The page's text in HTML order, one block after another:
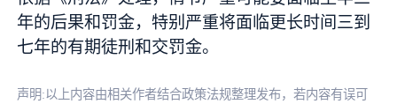
年的后果和罚金，特别严重将面临更长时间三到
七年的有期徒刑和交罚金。
声明:以上内容由相关作者结合政策法规整理发布，若内容有误可